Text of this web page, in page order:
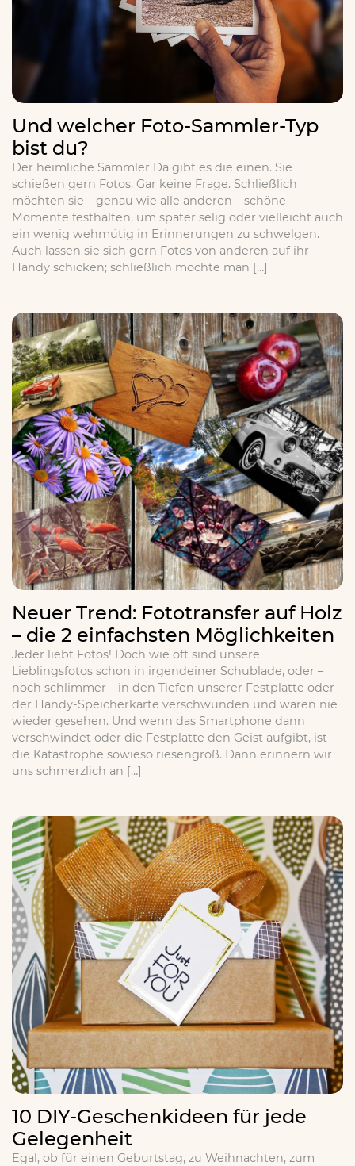
Und welcher Foto-Sammler-Typ
bist du?
Der heimliche Sammler Da gibt es die einen. Sie
schießen gern Fotos. Gar keine Frage. Schließlich
möchten sie – genau wie alle anderen – schöne
Momente festhalten, um später selig oder vielleicht auch
ein wenig wehmütig in Erinnerungen zu schwelgen.
Auch lassen sie sich gern Fotos von anderen auf ihr
Handy schicken; schließlich möchte man […]
Neuer Trend: Fototransfer auf Holz
– die 2 einfachsten Möglichkeiten
Jeder liebt Fotos! Doch wie oft sind unsere
Lieblingsfotos schon in irgendeiner Schublade, oder –
noch schlimmer – in den Tiefen unserer Festplatte oder
der Handy-Speicherkarte verschwunden und waren nie
wieder gesehen. Und wenn das Smartphone dann
verschwindet oder die Festplatte den Geist aufgibt, ist
die Katastrophe sowieso riesengroß. Dann erinnern wir
uns schmerzlich an […]
10 DIY-Geschenkideen für jede
Gelegenheit
Egal, ob für einen Geburtstag, zu Weihnachten, zum